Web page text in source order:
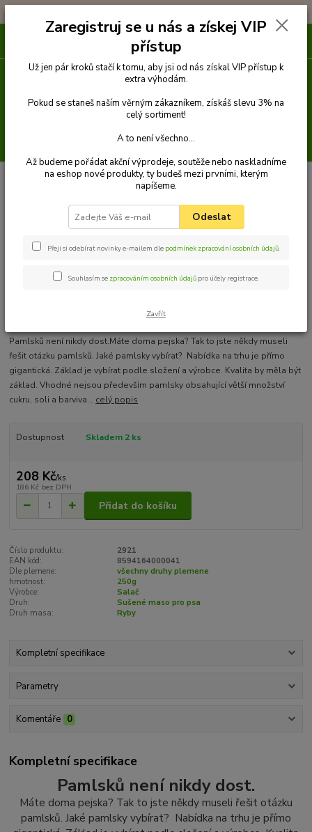
Pamlsky Pamlsky ze sušeného masa
Rolka kachna treska
Rolka kachna treska 250g
Pamlsků není nikdy dost.Máte doma pejska? Tak to jste někdy museli
řešit otázku pamlsků. Jaké pamlsky vybírat? Nabídka na trhu je přímo
gigantická. Základ je vybírat podle složení a výrobce. Kvalita by měla být
základ. Vhodné nejsou především pamlsky obsahující větší množství
cukru, soli a barviva... celý popis
Dostupnost Skladem 2 ks
208 Kč/ks
186 Kč bez DPH
Přidat do košíku
Číslo produktu:
2921
EAN kód:
8594164000041
Dle plemene:
všechny druhy plemene
hmotnost:
250g
Výrobce:
Salač
Druh:
Sušené maso pro psa
Druh masa:
Ryby
Kompletní specifikace
Parametry
Komentáře 0
Kompletní specifikace
Pamlsků není nikdy dost.
Máte doma pejska? Tak to jste někdy museli řešit otázku
pamlsků. Jaké pamlsky vybírat? Nabídka na trhu je přímo
Zaregistruj se u nás a získej VIP
přístup
Už jen pár kroků stačí k tomu, aby jsi od nás získal VIP přístup k
extra výhodám.
Pokud se staneš naším věrným zákazníkem, získáš slevu 3% na
celý sortiment!
A to není všechno...
Až budeme pořádat akční výprodeje, soutěže nebo naskladníme
na eshop nové produkty, ty budeš mezi prvními, kterým
napíšeme.
Odeslat
Přeji si odebírat novinky e-mailem dle podmínek zpracování osobních údajů.
Souhlasím se zpracováním osobních údajů pro účely registrace.
Zavřít